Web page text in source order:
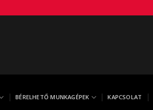
BÉRELHETŐ MUNKAGÉPEK KAPCSOLAT